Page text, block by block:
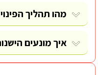
מהו תהליך
איך מונעים